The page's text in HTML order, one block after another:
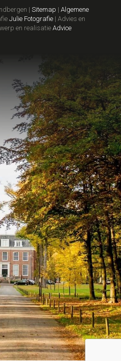
| Sitemap | Algemene
Julie Fotografie | Advies en
en realisatie Advice